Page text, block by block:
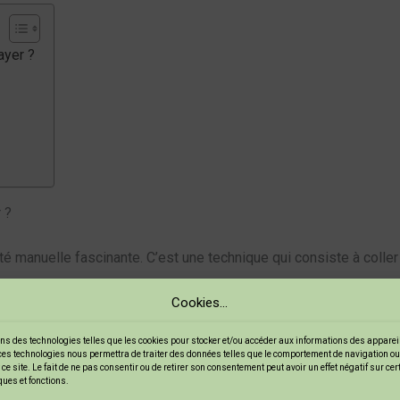
Cookies...
des technologies telles que les cookies pour stocker et/ou accéder aux informations des
technologies nous permettra de traiter des données telles que le comportement de navigation
site. Le fait de ne pas consentir ou de retirer son consentement peut avoir un effet négatif sur
et fonctions.
?
?
manuelle fascinante. C’est une technique qui consiste à
c’est une activité accessible à tous, que vous soyez
un plateau. Facile, non ?